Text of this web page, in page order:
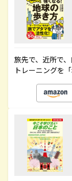
旅先で、近所で
トレーニングを